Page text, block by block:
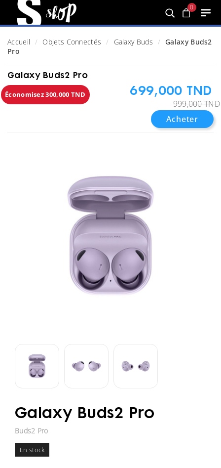
0
Accueil Objets Connectés Galaxy Buds
Galaxy Buds2
Pro
Galaxy Buds2 Pro
Économisez 300,000 TND 699,000 TND
999,000 TND
Acheter
Galaxy Buds2 Pro
Buds2 Pro
En stock